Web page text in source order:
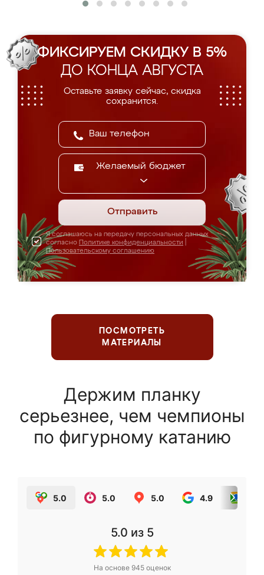
ФИКСИРУЕМ СКИДКУ В 5%
ДО КОНЦА АВГУСТА
Оставьте заявку сейчас, скидка
сохранится.
Желаемый бюджет
Отправить
Я соглашаюсь на передачу персональных данных
согласно Политике конфиденциальности
Пользовательскому соглашению
ПОСМОТРЕТЬ
МАТЕРИАЛЫ
Держим планку
серьезнее, чем чемпионы
по фигурному катанию
5.0 5.0 5.0 4.9
5.0 из 5
На основе 945оценок